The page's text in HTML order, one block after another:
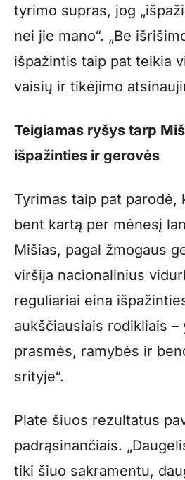
tyrimo supras, jog
nei jie mano“. „Be
išpažintis taip pat teikia
vaisių ir tikėjimo
Teigiamas ryšys tarp
išpažinties ir gerovės
Tyrimas taip pat parodė,
bent kartą per mėnesį
Mišias, pagal žmogaus
viršija nacionalinius
reguliariai eina
aukščiausiais rodikliais –
prasmės, ramybės ir
srityje“.
Plate šiuos rezultatus
padrąsinančiais.
tiki šiuo sakramentu,